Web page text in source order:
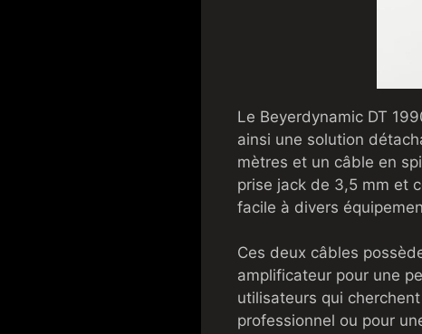
Le Beyerdynamic DT
ainsi une solution
mètres et un câble en
prise jack de 3,5 mm et
facile à divers
Ces deux câbles
amplificateur pour une
utilisateurs qui
professionnel ou pour